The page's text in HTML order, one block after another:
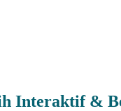
Interaktif &